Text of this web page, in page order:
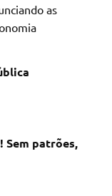
as
Sem patrões,